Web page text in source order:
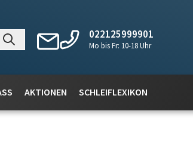
022125999901
Mo bis Fr: 10-18 Uhr
AKTIONEN SCHLEIFLEXIKON